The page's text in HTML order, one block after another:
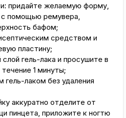
придайте желаемую форму,
с помощью ремувера,
бафом;
средством и
пластину;
гель-лака и просушите в
1 минуты;
гель-лаком без удаления
аккуратно отделите от
пинцета, приложите к ногтю